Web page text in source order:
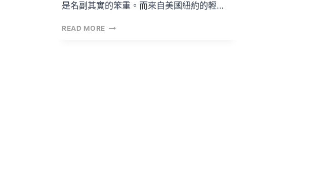
是名副其實的笨重。而來自美國紐約的輕…
READ MORE